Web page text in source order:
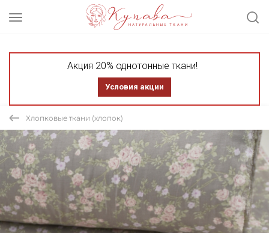
Акция 20% однотонные ткани!
Условия акции
Хлопковые ткани (хлопок)